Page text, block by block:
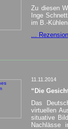
Zu diesen
Inge
im B.-
...
11.11.2014
“Die
Das
virtuellen
situative
Nachlässe